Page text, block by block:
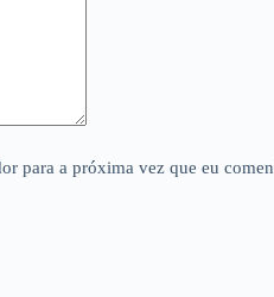
para a próxima vez que eu